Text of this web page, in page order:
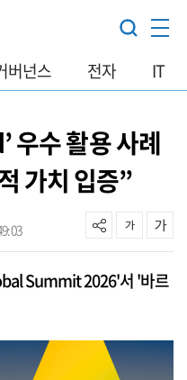
버넌스 전자 IT
우수 활용 사례
가치 입증”
Summit 2026'서 '바르